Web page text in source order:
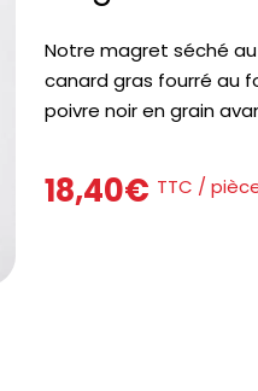
Notre magret séché
canard gras fourré au
poivre noir en grain
18,40€ TTC /